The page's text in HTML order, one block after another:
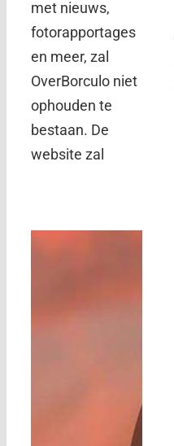
met nieuws,
fotorapportages
en meer, zal
OverBorculo niet
ophouden te
bestaan. De
website zal